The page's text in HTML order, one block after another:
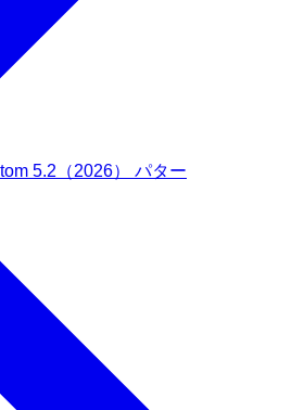
5.2（2026） パター